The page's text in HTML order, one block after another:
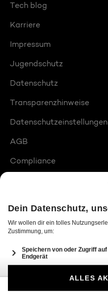
Tech blog
Karriere
Impressum
Jugendschutz
Datenschutz
Transparenzhinweise
Datenschutzeinstellungen
AGB
Compliance